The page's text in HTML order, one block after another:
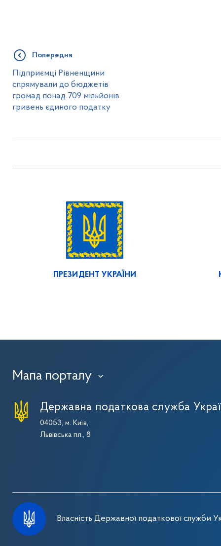
Попередня
Підприємці Рівненщини
спрямували до бюджетів
громад понад 709 мільйонів
гривень єдиного податку
ПРЕЗИДЕНТ УКРАЇНИ
Мапа порталу ›
Державна податкова служба
04053, м. Київ,
Львівська пл., 8
Власність Державної податкової служби